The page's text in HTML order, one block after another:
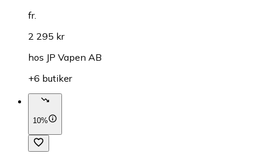
fr.
2 295 kr
hos JP Vapen AB
+6 butiker
10%